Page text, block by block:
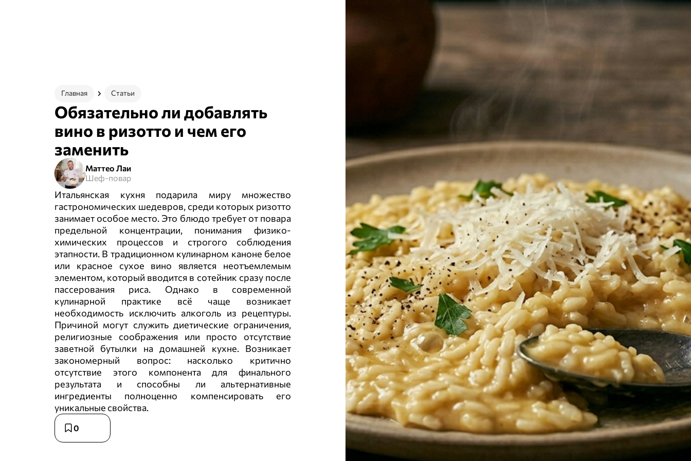
Главная Статьи
Обязательно ли добавлять
вино в ризотто и чем его
заменить
Маттео Лаи
Шеф-повар
Итальянская кухня подарила миру множество
гастрономических шедевров, среди которых ризотто
занимает особое место. Это блюдо требует от повара
предельной концентрации, понимания физико-
химических процессов и строгого соблюдения
этапности. В традиционном кулинарном каноне белое
или красное сухое вино является неотъемлемым
элементом, который вводится в сотейник сразу после
пассерования риса. Однако в современной
кулинарной практике всё чаще возникает
необходимость исключить алкоголь из рецептуры.
Причиной могут служить диетические ограничения,
религиозные соображения или просто отсутствие
заветной бутылки на домашней кухне. Возникает
закономерный вопрос: насколько критично
отсутствие этого компонента для финального
результата и способны ли альтернативные
ингредиенты полноценно компенсировать его
уникальные свойства.
0